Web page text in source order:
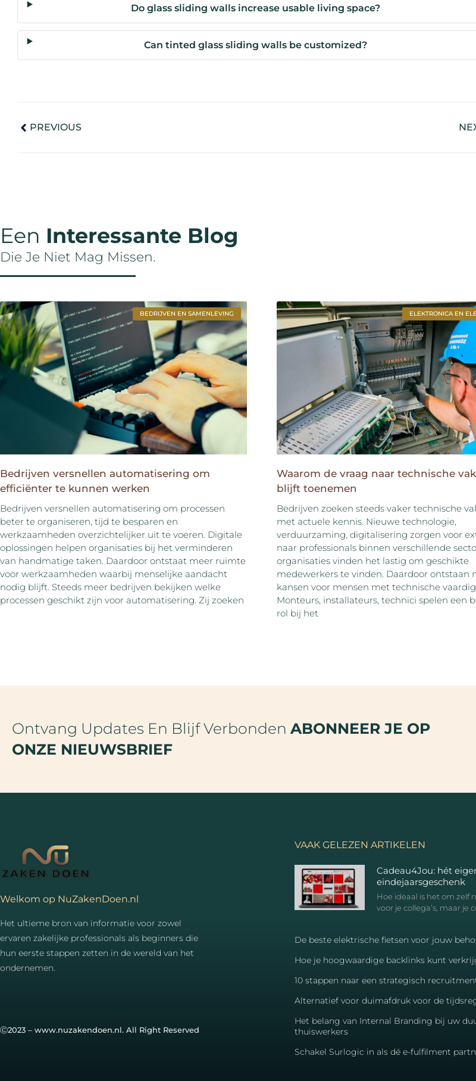
Do glass sliding walls increase usable living space?
Can tinted glass sliding walls be customized?
PREVIOUS
Een Interessante Blog
Die Je Niet Mag Missen.
BEDRIJVEN EN SAMENLEVING
Bedrijven versnellen automatisering om
efficiënter te kunnen werken
Bedrijven versnellen automatisering om processen
beter te organiseren, tijd te besparen en
werkzaamheden overzichtelijker uit te voeren. Digitale
oplossingen helpen organisaties bij het verminderen
van handmatige taken. Daardoor ontstaat meer ruimte
voor werkzaamheden waarbij menselijke aandacht
nodig blijft. Steeds meer bedrijven bekijken welke
processen geschikt zijn voor automatisering. Zij zoeken
ELEKTRONICA EN
Waarom de vraag naar technische
blijft toenemen
Bedrijven zoeken steeds vaker technische
met actuele kennis. Nieuwe technologie,
verduurzaming, digitalisering zorgen voor
naar professionals binnen verschillende
organisaties vinden het lastig om geschikte
medewerkers te vinden. Daardoor ontstaan
kansen voor mensen met technische
Monteurs, installateurs, technici spelen een
rol bij het
Ontvang Updates En Blijf Verbonden ABONNEER JE OP
ONZE NIEUWSBRIEF
Welkom op NuZakenDoen.nl
Het ultieme bron van informatie voor zowel
ervaren zakelijke professionals als beginners die
hun eerste stappen zetten in de wereld van het
ondernemen.
Ⓒ2023 – www.nuzakendoen.nl. All Right Reserved
VAAK GELEZEN ARTIKELEN
Cadeau4Jou: hét
eindejaarsgeschenk
Hoe ideaal is het om zelf
voor je collega’s, maar je
De beste elektrische fietsen voor jouw
Hoe je hoogwaardige backlinks kunt
10 stappen naar een strategisch
Alternatief voor duimafdruk voor de
Het belang van Internal Branding bij uw
thuiswerkers
Schakel Surlogic in als dé e-fulfilment